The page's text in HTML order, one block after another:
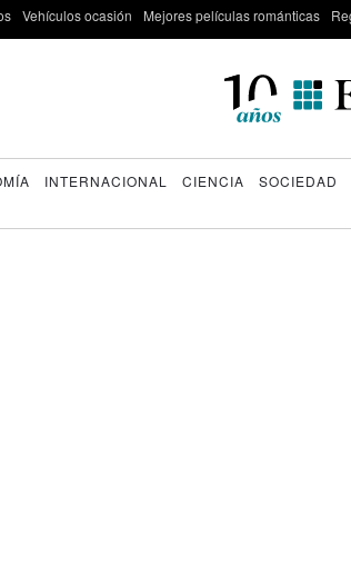
Vehículos ocasión Mejores películas románticas
INTERNACIONAL CIENCIA SOCIEDAD